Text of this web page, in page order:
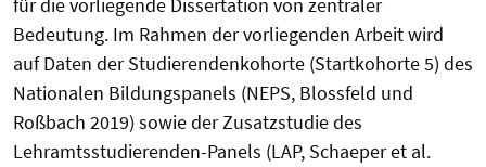
für die vorliegende Dissertation von zentraler
Bedeutung. Im Rahmen der vorliegenden Arbeit wird
auf Daten der Studierendenkohorte (Startkohorte 5) des
Nationalen Bildungspanels (NEPS, Blossfeld und
Roßbach 2019) sowie der Zusatzstudie des
Lehramtsstudierenden-Panels (LAP, Schaeper et al.